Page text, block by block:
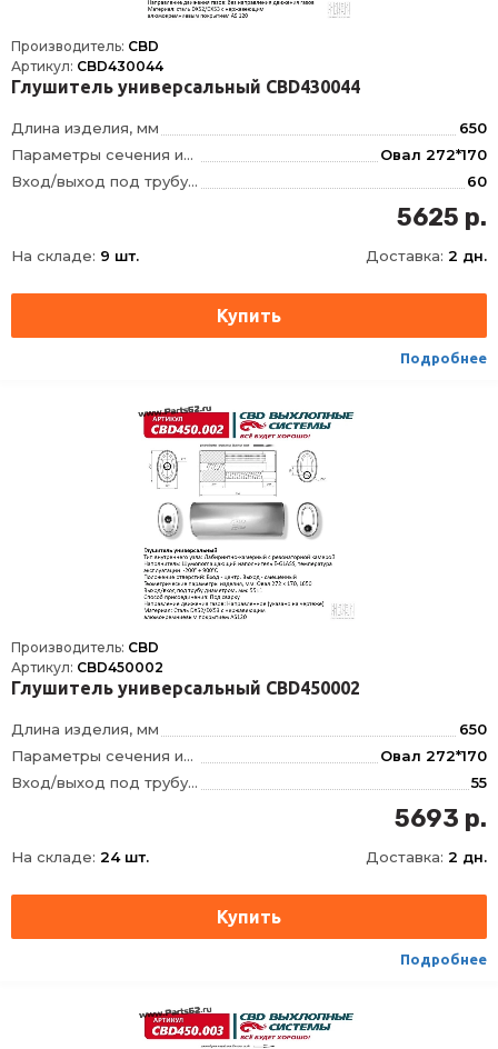
Производитель: CBD
Артикул: CBD430044
Глушитель универсальный CBD430044
Длина изделия, мм
650
Параметры сечения изделия, мм
Овал 272*170
Вход/выход под трубу диаметром, мм
60
смещенное/по центру
Материал
Сталь с нержавеющим алюмокремниевым покрытием DX52/DX53+AS120
5625 р.
На складе: 9 шт. Доставка: 2 дн.
Подробнее
Производитель: CBD
Артикул: CBD450002
Глушитель универсальный CBD450002
Длина изделия, мм
650
Параметры сечения изделия, мм
Овал 272*170
Вход/выход под трубу диаметром, мм
55
вход по центру/выход смещенный
Движение газов
Направленное
5693 р.
На складе: 24 шт. Доставка: 2 дн.
Подробнее